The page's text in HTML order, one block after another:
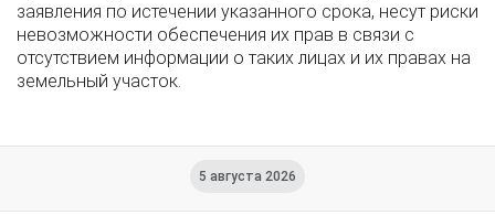
заявления по истечении указанного срока, несут риски
невозможности обеспечения их прав в связи с
отсутствием информации о таких лицах и их правах на
земельный участок.
5 августа 2026